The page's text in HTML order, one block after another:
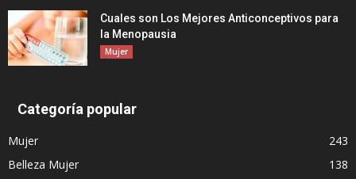
Cuales son Los Mejores Anticonceptivos para
la Menopausia
Mujer
Categoría popular
Mujer
243
Belleza Mujer
138